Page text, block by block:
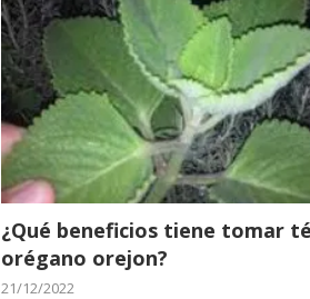
¿Qué beneficios tiene tomar
orégano orejon?
21/12/2022